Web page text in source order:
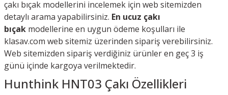
çakı bıçak modellerini incelemek için web sitemizden
detaylı arama yapabilirsiniz. En ucuz çakı
bıçak modellerine en uygun ödeme koşulları ile
klasav.com web sitemiz üzerinden sipariş verebilirsiniz.
Web sitemizden sipariş verdiğiniz ürünler en geç 3 iş
günü içinde kargoya verilmektedir.
Hunthink HNT03 Çakı Özellikleri